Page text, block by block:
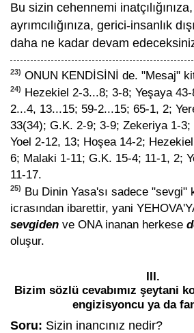
Bu sizin cehennemi
ayrımcılığınıza, gerici-insanlık
daha ne kadar devam
23) ONUN KENDİSİNİ de. "Mesaj"
24) Hezekiel 2-3...8; 3-8; Yeşaya
2...4, 13...15; 59-2...15; 65-1, 2;
33(34); G.K. 2-9; 3-9; Zekeriya 1-3;
Yoel 2-12, 13; Hoşea 14-2;
6; Malaki 1-11; G.K. 15-4; 11-1, 2;
11-17.
25) Bu Dinin Yasa'sı sadece "sevgi"
icrasından ibarettir, yani
sevgiden ve ONA inanan herkese
oluşur.
III.
Bizim sözlü cevabımız şeytani
engizisyoncu ya da
Soru: Sizin inancınız nedir?